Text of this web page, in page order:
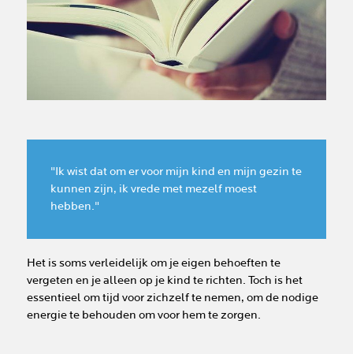
"Ik wist dat om er voor mijn kind en mijn gezin te
kunnen zijn, ik vrede met mezelf moest
hebben."
Het is soms verleidelijk om je eigen behoeften te
vergeten en je alleen op je kind te richten. Toch is het
essentieel om tijd voor zichzelf te nemen, om de nodige
energie te behouden om voor hem te zorgen.